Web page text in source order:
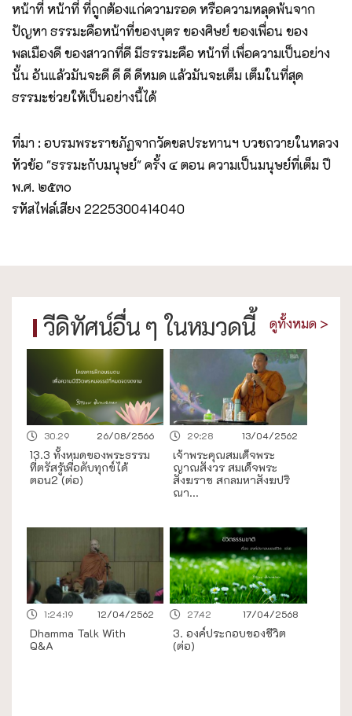
หน้าที่ หน้าที่ ที่ถูกต้องแก่ความรอด หรือความหลุดพ้นจาก
ปัญหา ธรรมะคือหน้าที่ของบุตร ของศิษย์ ของเพื่อน ของ
พลเมืองดี ของสาวกที่ดี มีธรรมะคือ หน้าที่ เพื่อความเป็นอย่าง
นั้น อันแล้วมันจะดี ดี ดี ดีหมด แล้วมันจะเต็ม เต็มในที่สุด
ธรรมะช่วยให้เป็นอย่างนี้ได้
ที่มา : อบรมพระราชภัฏจากวัดชลประทานฯ บวชถวายในหลวง
หัวข้อ "ธรรมะกับมนุษย์" ครั้ง ๔ ตอน ความเป็นมนุษย์ที่เต็ม ปี
พ.ศ. ๒๕๓๐
รหัสไฟล์เสียง 2225300414040
วีดิทัศน์อื่น ๆ ในหมวดนี้
26/08/2566
30.29
13.3 ทั้งหมดของพระธรรม
ที่ตรัสรู้เพื่อดับทุกข์ได้
ตอน2 (ต่อ)
13/04/2562
29:28
เจ้าพระคุณสมเด็จพระ
ญาณสังวร สมเด็จพระ
สังฆราช สกลมหาสังฆปริ
ณา...
12/04/2562
1:24:19
Dhamma Talk With
Q&A
17/04/2568
27.42
3. องค์ประกอบของชีวิต
(ต่อ)
ดูทั้งหมด >